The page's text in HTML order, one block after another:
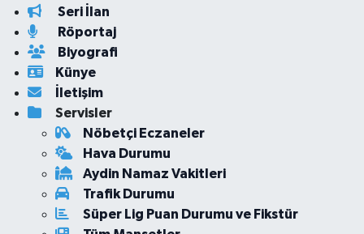
Seri İlan
Röportaj
Biyografi
Künye
İletişim
Servisler
Nöbetçi Eczaneler
Hava Durumu
Aydin Namaz Vakitleri
Trafik Durumu
Süper Lig Puan Durumu ve Fikstür